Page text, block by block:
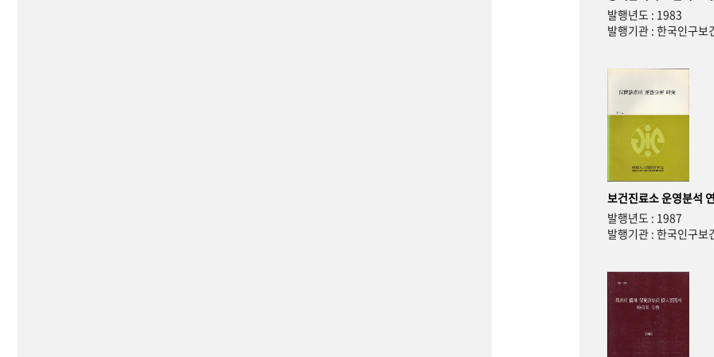
발행년도 : 1983
발행기관 : 한국인구보
보건진료소 운영분석
발행년도 : 1987
발행기관 : 한국인구보